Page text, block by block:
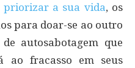
priorizar a sua vida, os
para doar-se ao outro
autosabotagem que
ao fracasso em seus